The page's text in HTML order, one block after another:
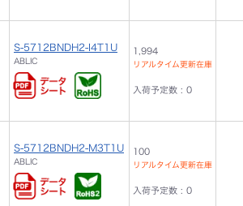
S-5712BNDH2-I4T1U
ABLIC
1,994
リアルタイム更新在庫
入荷予定数 : 0
S-5712BNDH2-M3T1U
ABLIC
100
リアルタイム更新在庫
入荷予定数 : 0